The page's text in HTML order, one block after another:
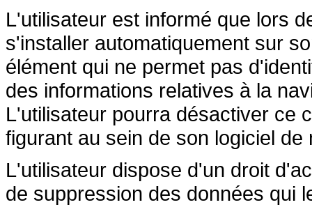
L'utilisateur est informé que lors
s'installer automatiquement sur
élément qui ne permet pas
des informations relatives à la
L'utilisateur pourra désactiver ce
figurant au sein de son logiciel de
L'utilisateur dispose d'un droit
de suppression des données qui